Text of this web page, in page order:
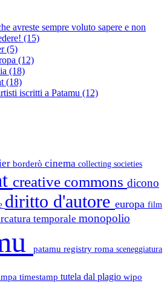
avreste sempre voluto sapere e non
(15)
(5)
(12)
(18)
(18)
iscritti a Patamu (12)
borderò cinema collecting societies
creative commons dicono
diritto d'autore europa film
temporale monopolio
patamu registry roma sceneggiatura
timestamp tutela dal plagio wipo